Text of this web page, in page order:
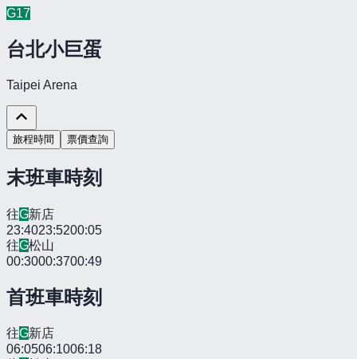
G17
台北小巨蛋
Taipei Arena
旅程時間 票價查詢
末班車時刻
往G新店
23:4023:5200:05
往G松山
00:3000:3700:49
首班車時刻
往G新店
06:0506:1006:18